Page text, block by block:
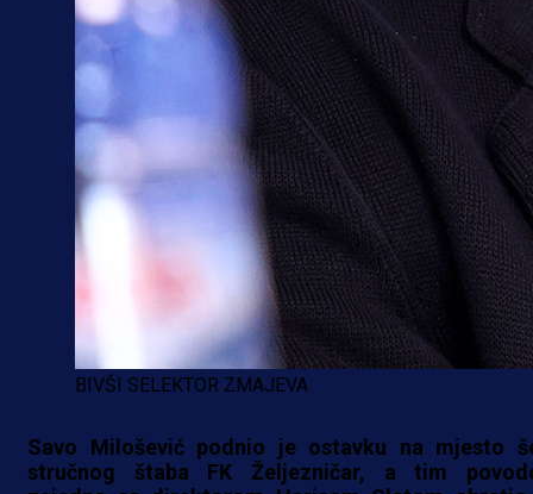
BIVŠI SELEKTOR ZMAJEVA
Savo Milošević podnio je ostavku na mjesto
stručnog štaba FK Željezničar, a tim